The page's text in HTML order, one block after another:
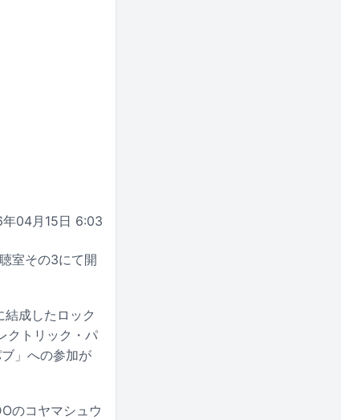
04月15日 6:03
室その3にて開
成したロック
クトリック・パ
」への参加が
のコヤマシュウ